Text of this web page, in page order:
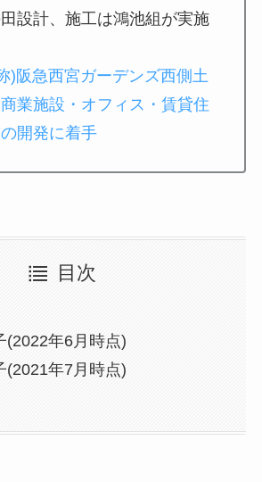
設計、施工は鴻池組が実施
)阪急西宮ガーデンズ西側土
業施設・オフィス・賃貸住
開発に着手
目次
(2022年6月時点)
(2021年7月時点)